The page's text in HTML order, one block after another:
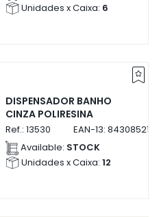
Unidades x Caixa: 6
DISPENSADOR BANHO
CINZA POLIRESINA
Ref.: 13530 EAN-13:
Available: STOCK
Unidades x Caixa: 12